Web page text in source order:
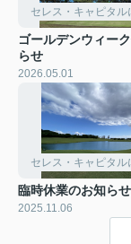
セレス・キャピタル
ゴールデンウィー
らせ
2026.05.01
セレス・キャピタル
臨時休業のお知らせ
2025.11.06